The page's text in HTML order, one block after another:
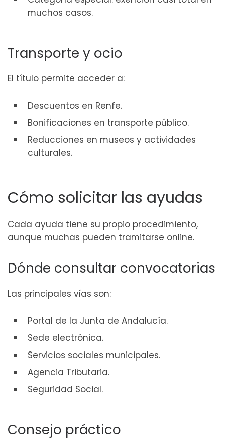
muchos casos.
Transporte y ocio
El título permite acceder a:
Descuentos en Renfe.
Bonificaciones en transporte público.
Reducciones en museos y actividades
culturales.
Cómo solicitar las ayudas
Cada ayuda tiene su propio procedimiento,
aunque muchas pueden tramitarse online.
Dónde consultar convocatorias
Las principales vías son:
Portal de la Junta de Andalucía.
Sede electrónica.
Servicios sociales municipales.
Agencia Tributaria.
Seguridad Social.
Consejo práctico